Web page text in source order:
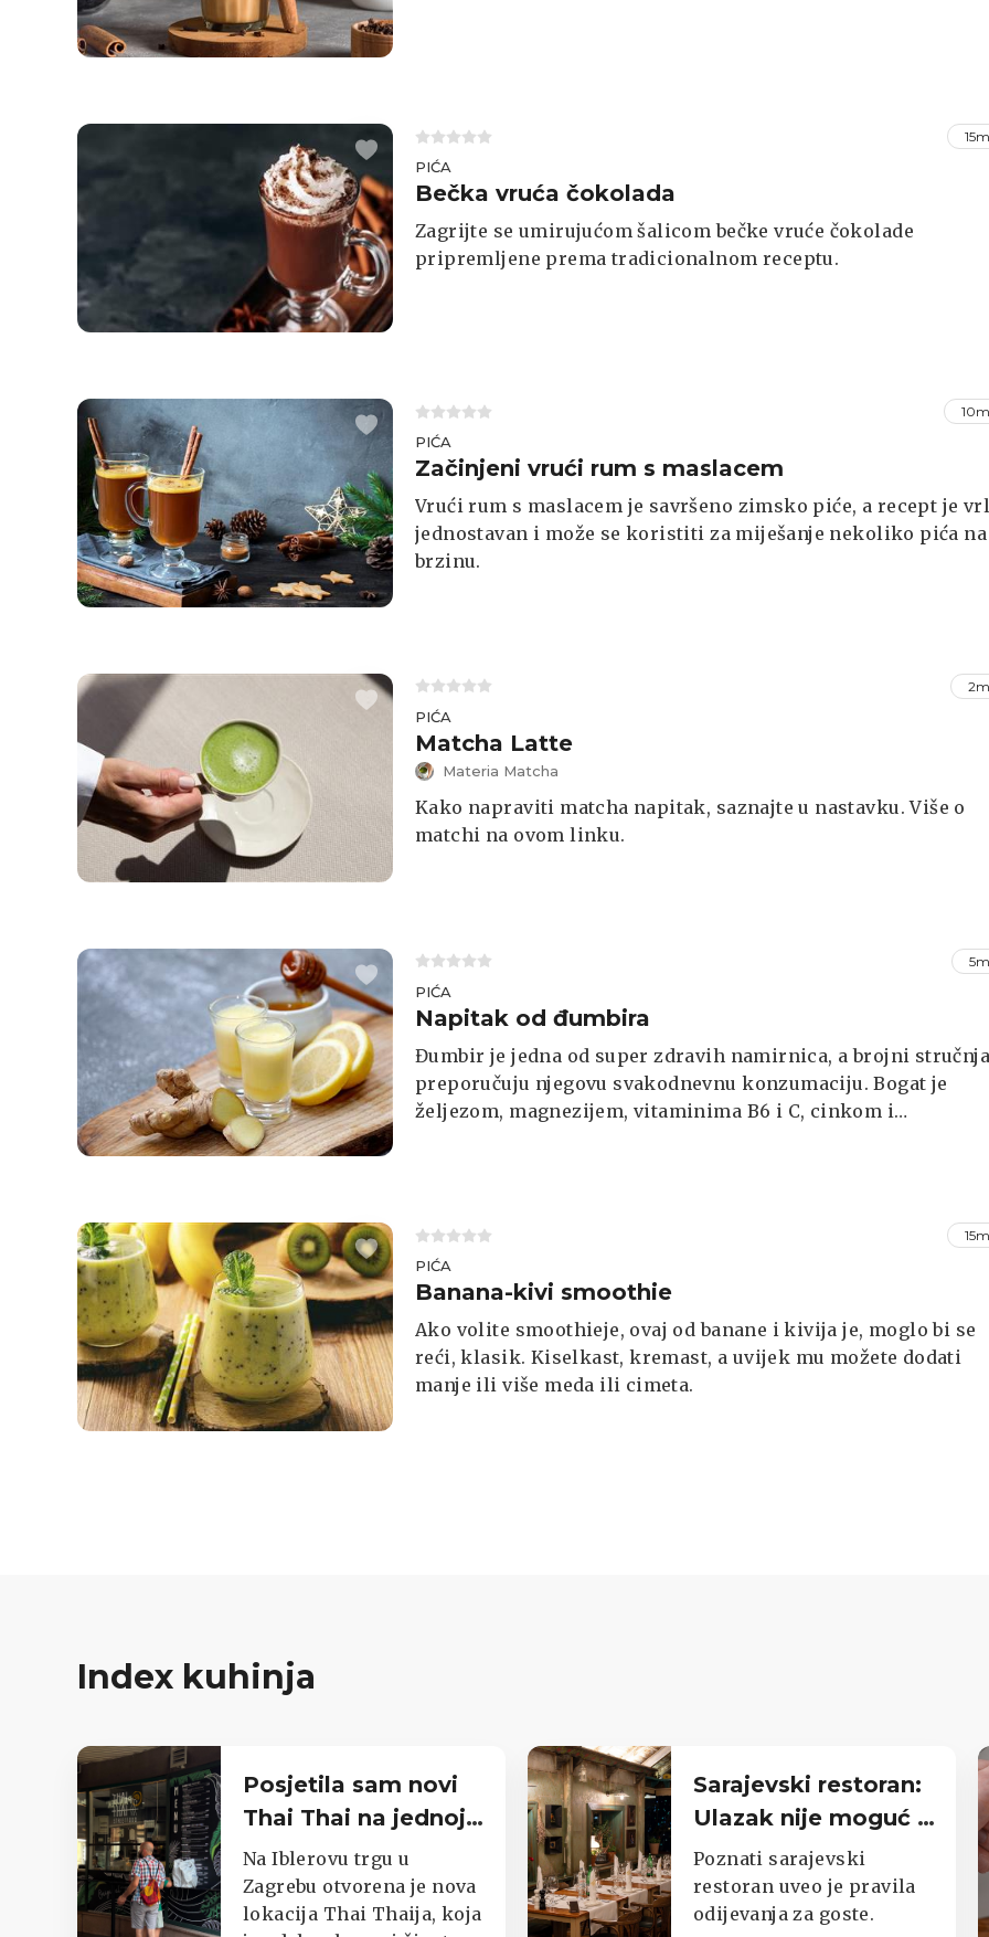
PIĆA
Bečka vruća čokolada
Zagrijte se umirujućom šalicom bečke vruće čokolade
pripremljene prema tradicionalnom receptu.
PIĆA
Začinjeni vrući rum s maslacem
Vrući rum s maslacem je savršeno zimsko piće, a recept je
jednostavan i može se koristiti za miješanje nekoliko pića na
brzinu.
PIĆA
Matcha Latte
Materia Matcha
Kako napraviti matcha napitak, saznajte u nastavku. Više o
matchi na ovom linku.
PIĆA
Napitak od đumbira
Đumbir je jedna od super zdravih namirnica, a brojni
preporučuju njegovu svakodnevnu konzumaciju. Bogat je
željezom, magnezijem, vitaminima B6 i C, cinkom i
je pripremiti kod kuće, a preporuča se popiti po jednu dozu
svaki dan - bez obzira na godišnje doba.
PIĆA
Banana-kivi smoothie
Ako volite smoothieje, ovaj od banane i kivija je, moglo bi se
reći, klasik. Kiselkast, kremast, a uvijek mu možete dodati
manje ili više meda ili cimeta.
Index kuhinja
Posjetila sam novi
Thai Thai na jednoj
od najprometnijih
zagrebačkih
lokacija
Na Iblerovu trgu u
Zagrebu otvorena je nova
lokacija Thai Thaija, koja
Sarajevski restoran:
Ulazak nije moguć u
trenirkama,
potkošuljama i
japankama
Poznati sarajevski
restoran uveo je pravila
odijevanja za goste.